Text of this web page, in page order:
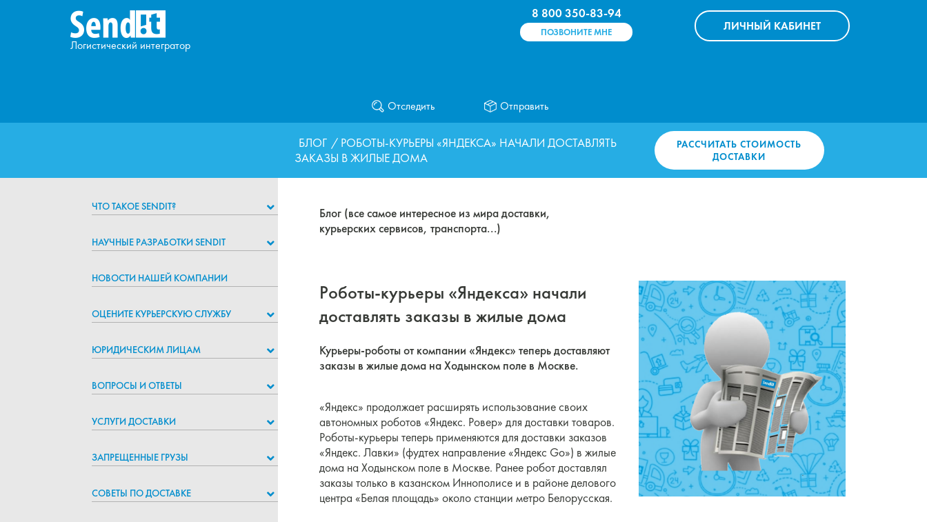
8 800 350-83-94
ПОЗВОНИТЕ МНЕ ЛИЧНЫЙ КАБИНЕТ
Логистический интегратор
Отследить Отправить
БЛОГ / РОБОТЫ-КУРЬЕРЫ «ЯНДЕКСА» НАЧАЛИ ДОСТАВЛЯТЬ
ЗАКАЗЫ В ЖИЛЫЕ ДОМА
РАССЧИТАТЬ СТОИМОСТЬ
ДОСТАВКИ
ЧТО ТАКОЕ SENDIT?
НАУЧНЫЕ РАЗРАБОТКИ SENDIT
НОВОСТИ НАШЕЙ КОМПАНИИ
ОЦЕНИТЕ КУРЬЕРСКУЮ СЛУЖБУ
ЮРИДИЧЕСКИМ ЛИЦАМ
ВОПРОСЫ И ОТВЕТЫ
УСЛУГИ ДОСТАВКИ
ЗАПРЕЩЕННЫЕ ГРУЗЫ
СОВЕТЫ ПО ДОСТАВКЕ
Блог (все самое интересное из мира доставки,
курьерских сервисов, транспорта...)
Роботы-курьеры «Яндекса» начали
доставлять заказы в жилые дома
Курьеры-роботы от компании «Яндекс» теперь доставляют
заказы в жилые дома на Ходынском поле в Москве.
«Яндекс» продолжает расширять использование своих
автономных роботов «Яндекс. Ровер» для доставки товаров.
Роботы-курьеры теперь применяются для доставки заказов
«Яндекс. Лавки» (фудтех направление «Яндекс Go») в жилые
дома на Ходынском поле в Москве. Ранее робот доставлял
заказы только в казанском Иннополисе и в районе делового
центра «Белая площадь» около станции метро Белорусская.